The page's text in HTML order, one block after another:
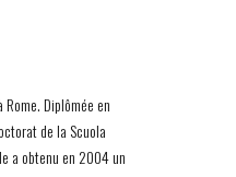
Diplômée en
de la Scuola
a obtenu en 2004 un